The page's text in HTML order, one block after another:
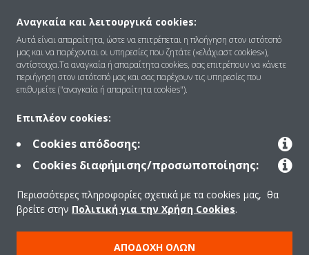
Ποιοι είμαστε
Λύσεις
Επικοινωνία
Products
Copyright © Daikin
Αναγκαία και λειτουργικά cookies:
Αυτά είναι απαραίτητα, ώστε να επιτρέπεται η πλοήγηση στον ιστότοπό
μας και να παρέχονται οι υπηρεσίες που ζητάτε («ελάχιαστ cookies»),
αντίστοιχα.Τα αναγκαία ή απαραίτητα cookies, σας επιτρέπουν να κάνετε
περιήγηση στον ιστότοπό μας και σας παρέχουν τις υπηρεσίες που
επιθυμείτε ("αναγκαία ή απαραίτητα cookies").
Επιπλέον cookies:
Cookies απόδοσης:
Cookies διαφήμισης/προσωποποίησης:
Περισσότερες πληροφορίες σχετικά με τα cookies μας, θα
βρείτε στην Πολιτική για την Χρήση Cookies.
ΑΠΟΔΟΧΉ ΌΛΩΝ